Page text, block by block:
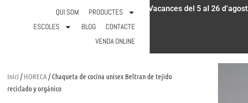
931 18 52 97 info@calicot.cat Vacances del 5 al 26 d’agost
QUI SOM
PRODUCTES
ESCOLES
BLOG
CONTACTE
VENDA ONLINE
Inici /HORECA / Chaqueta de cocina unisex Beltran de tejido
reciclado y orgánico